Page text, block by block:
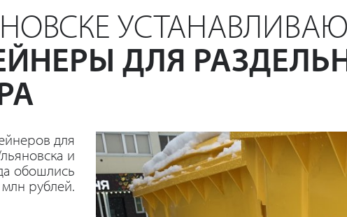
ДЛЯ
для
и
обошлись
рублей.